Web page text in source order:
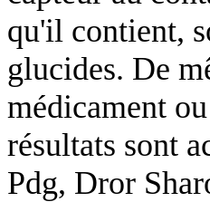
qu'il contient,
glucides. De
médicament
résultats sont
Pdg, Dror